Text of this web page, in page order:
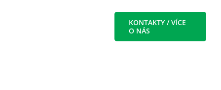
KONTAKTY / VÍCE
O NÁS